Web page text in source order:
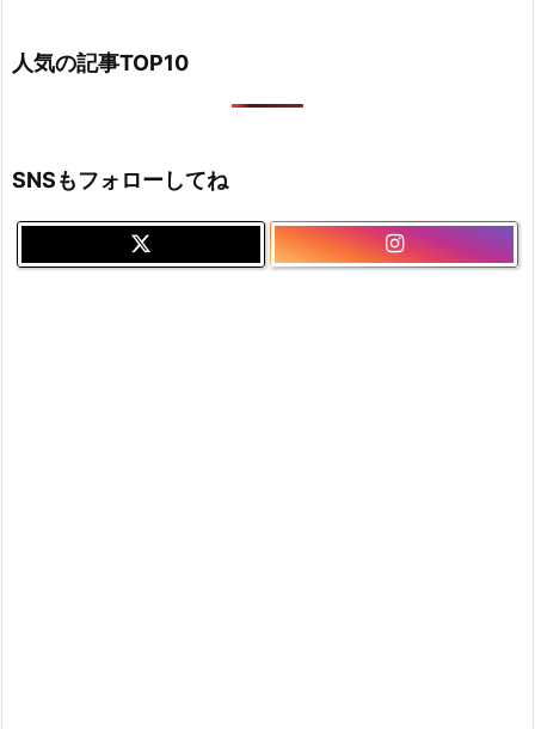
人気の記事TOP10
SNSもフォローしてね